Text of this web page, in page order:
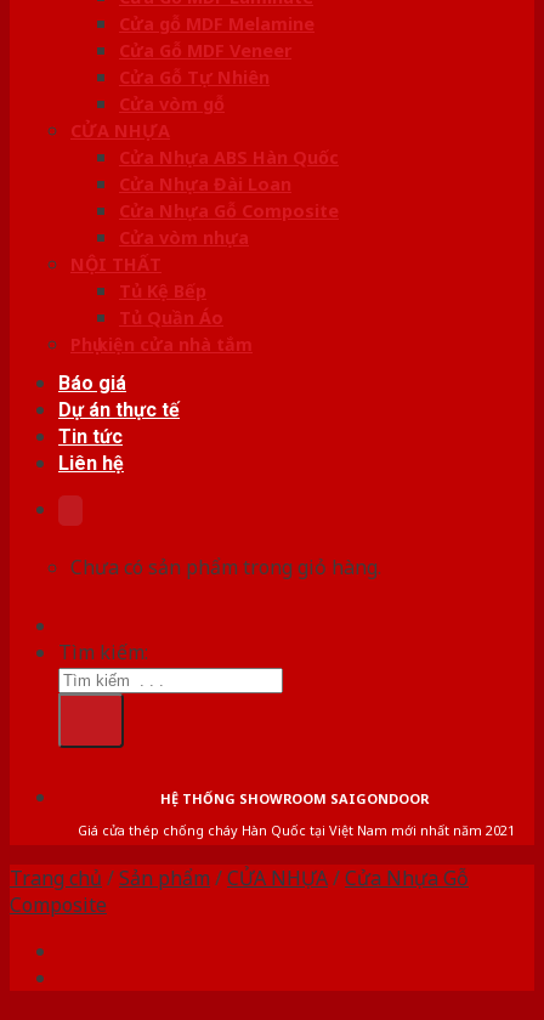
Cửa gỗ MDF Melamine
Cửa Gỗ MDF Veneer
Cửa Gỗ Tự Nhiên
Cửa vòm gỗ
CỬA NHỰA
Cửa Nhựa ABS Hàn Quốc
Cửa Nhựa Đài Loan
Cửa Nhựa Gỗ Composite
Cửa vòm nhựa
NỘI THẤT
Tủ Kệ Bếp
Tủ Quần Áo
Phụ kiện cửa nhà tắm
Báo giá
Dự án thực tế
Tin tức
Liên hệ
Chưa có sản phẩm trong giỏ hàng.
Tìm kiếm:
HỆ THỐNG SHOWROOM SAIGONDOOR
Giá cửa thép chống cháy Hàn Quốc tại Việt Nam mới nhất năm 2021
Trang chủ /Sản phẩm /CỬA NHỰA/Cửa Nhựa Gỗ
Composite